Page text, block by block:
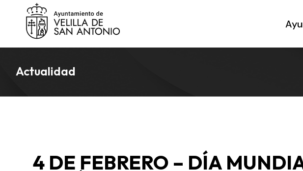
Actualidad
4 DE FEBRERO – DÍA